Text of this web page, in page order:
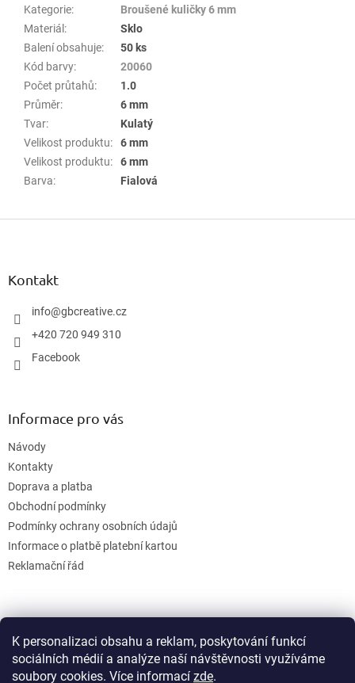
K personalizaci obsahu a reklam, poskytování funkcí
sociálních médií a analýze naší návštěvnosti využíváme
soubory cookies. Více informací zde.
Kategorie:
Broušené kuličky 6 mm
Materiál:
Sklo
Balení obsahuje:
50 ks
Kód barvy:
20060
Počet průtahů:
1.0
Průměr:
6 mm
Tvar:
Kulatý
Velikost produktu:
6 mm
Velikost produktu:
6 mm
Barva: Fialová
Z
Kontakt
info@gbcreative.cz
+420 720 949 310
Facebook
Informace pro vás
Návody
Kontakty
Doprava a platba
Obchodní podmínky
Podmínky ochrany osobních údajů
Informace o platbě platební kartou
Reklamační řád